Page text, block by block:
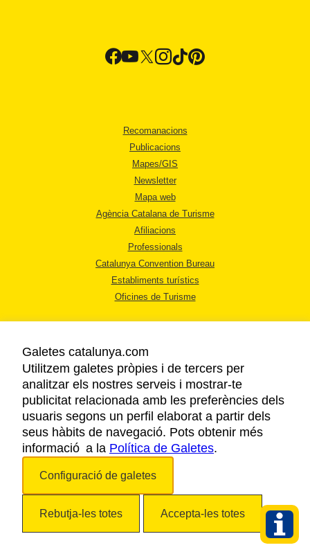
Recomanacions
Publicacions
Mapes/GIS
Newsletter
Mapa web
Agència Catalana de Turisme
Afiliacions
Professionals
Catalunya Convention Bureau
Establiments turístics
Oficines de Turisme
AVÍS LEGAL
POLÍTICA DE PRIVACITAT
COOKIES
ACCESSIBILITAT
Galetes catalunya.com
Utilitzem galetes pròpies i de tercers per
analitzar els nostres serveis i mostrar-te
publicitat relacionada amb les preferències dels
usuaris segons un perfil elaborat a partir dels
seus hàbits de navegació. Pots obtenir més
informació a la Política de Galetes.
Configuració de galetes
Rebutja-les totes Accepta-les totes